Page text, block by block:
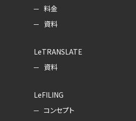
料金
資料
LeTRANSLATE
資料
LeFILING
コンセプト